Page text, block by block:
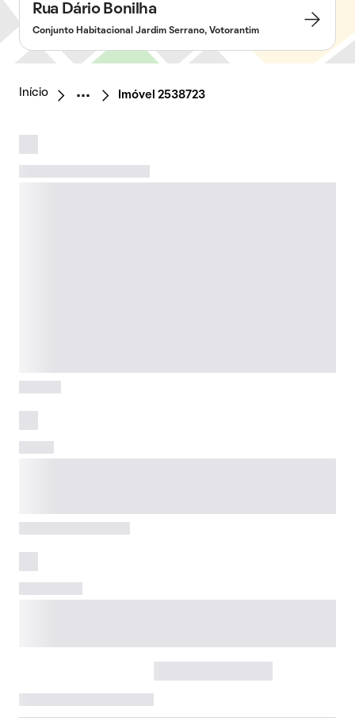
Rua Dário Bonilha
Conjunto Habitacional Jardim Serrano, Votorantim
Início Imóvel 2538723